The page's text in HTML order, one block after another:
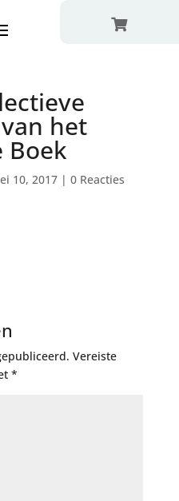

het
Boek
10, 2017| 0 Reacties
Vereiste
*